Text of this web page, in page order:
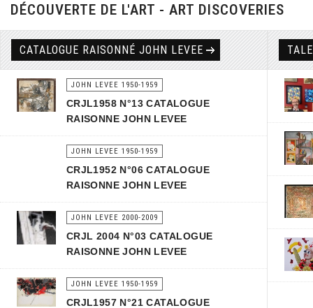
DÉCOUVERTE DE L'ART - ART DISCOVERIES
CATALOGUE RAISONNÉ JOHN LEVEE
JOHN LEVEE 1950-1959
CRJL1958 N°13 CATALOGUE
RAISONNE JOHN LEVEE
JOHN LEVEE 1950-1959
CRJL1952 N°06 CATALOGUE
RAISONNE JOHN LEVEE
JOHN LEVEE 2000-2009
CRJL 2004 N°03 CATALOGUE
RAISONNE JOHN LEVEE
JOHN LEVEE 1950-1959
CRJL1957 N°21 CATALOGUE